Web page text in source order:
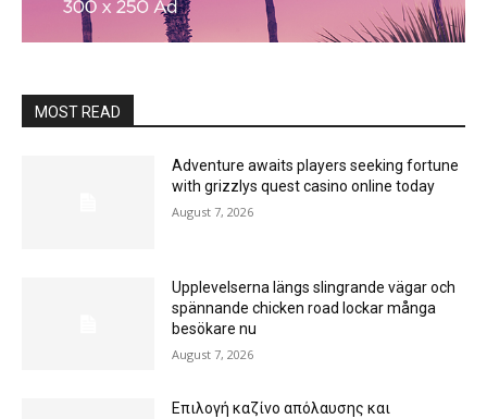
MOST READ
Adventure awaits players seeking fortune
with grizzlys quest casino online today
August 7, 2026
Upplevelserna längs slingrande vägar och
spännande chicken road lockar många
besökare nu
August 7, 2026
Επιλογή καζίνο απόλαυσης και